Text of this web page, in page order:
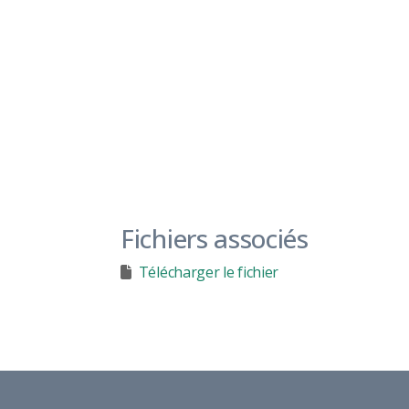
Fichiers associés
Télécharger le fichier